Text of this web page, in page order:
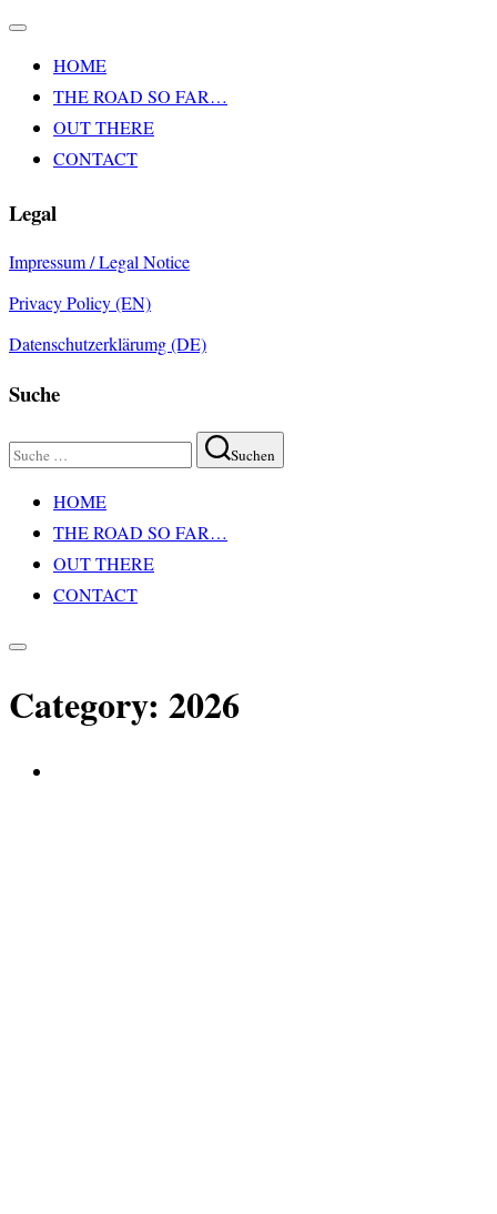
Navigation
umschalten
HOME
THE ROAD SO FAR…
OUT THERE
CONTACT
Legal
Impressum / Legal Notice
Privacy Policy (EN)
Datenschutzerklärumg (DE)
Suche
Suchen
nach:
Suchen
Zum
springen
HOME
THE ROAD SO FAR…
OUT THERE
CONTACT
Seitenleiste
Navigation
umschalten
Category: 2026